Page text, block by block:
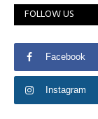
FOLLOW US
Facebook
Instagram